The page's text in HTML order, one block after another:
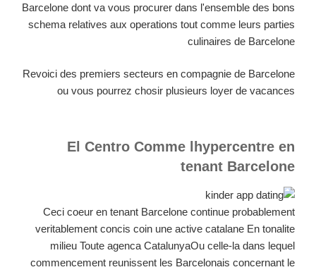
Barcelone dont va vous procurer dans l'ensemble des bons
schema relatives aux operations tout comme leurs parties
culinaires de Barcelone
Revoici des premiers secteurs en compagnie de Barcelone
ou vous pourrez chosir plusieurs loyer de vacances
El Centro Comme lhypercentre en
tenant Barcelone
Ceci coeur en tenant Barcelone continue probablement
veritablement concis coin une active catalane En tonalite
milieu Toute agenca CatalunyaOu celle-la dans lequel
commencement reunissent les Barcelonais concernant le